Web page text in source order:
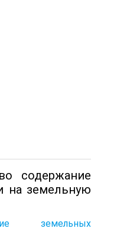
содержание
на земельную
земельных